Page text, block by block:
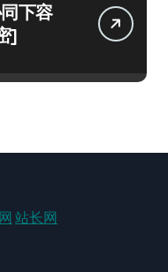
下容
]
站长网